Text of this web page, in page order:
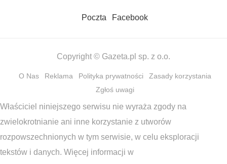
Poczta Facebook
Copyright © Gazeta.pl sp. z o.o.
O Nas Reklama Polityka prywatności
Zasady korzystania
Zgłoś uwagi
Właściciel niniejszego serwisu nie wyraża zgody na
zwielokrotnianie ani inne korzystanie z utworów
rozpowszechnionych w tym serwisie, w celu eksploracji
tekstów i danych. Więcej informacji w